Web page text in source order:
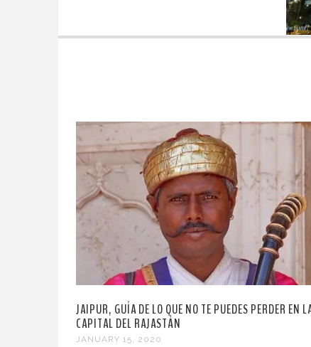
JAIPUR, GUÍA DE LO QUE NO TE PUEDES PERDER EN
CAPITAL DEL RAJASTÁN
JANUARY 15, 2020